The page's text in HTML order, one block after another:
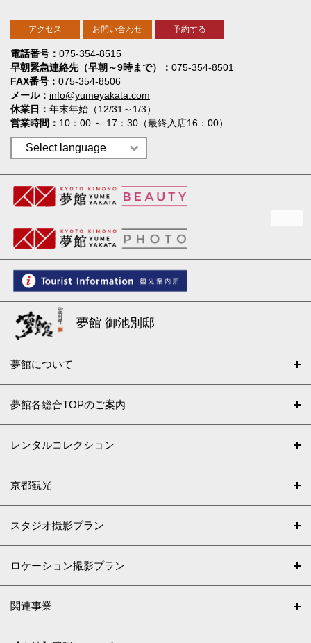
電話番号
075-354-8515
早朝緊急連絡先（早朝～9時まで）
075-354-8501
FAX番号
075-354-8506
メール
info@yumeyakata.com
休業日
年末年始（12/31～1/3）
営業時間
10：00 ～ 17：30（最終入店16：00）
アクセス お問い合わせ 予約する
夢館 御池別邸
夢館について
夢館各総合TOPのご案内
レンタルコレクション
京都観光
スタジオ撮影プラン
ロケーション撮影プラン
関連事業